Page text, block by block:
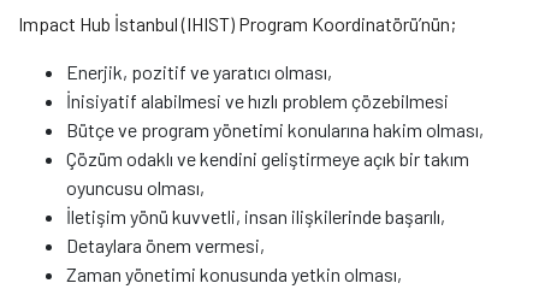
Impact Hub İstanbul (IHIST) Program Koordinatörü’nün;
Enerjik, pozitif ve yaratıcı olması,
İnisiyatif alabilmesi ve hızlı problem çözebilmesi
Bütçe ve program yönetimi konularına hakim olması,
Çözüm odaklı ve kendini geliştirmeye açık bir takım
oyuncusu olması,
İletişim yönü kuvvetli, insan ilişkilerinde başarılı,
Detaylara önem vermesi,
Zaman yönetimi konusunda yetkin olması,